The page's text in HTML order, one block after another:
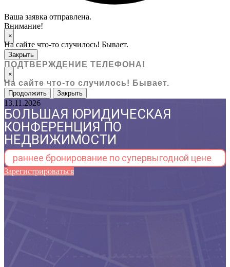
Ваша заявка отправлена.
Внимание!
×
На сайте что-то случилось! Бывает.
Закрыть
ПОДТВЕРЖДЕНИЕ ТЕЛЕФОНА!
×
На сайте что-то случилось! Бывает.
Продолжить Закрыть
13.11.2026
БОЛЬШАЯ ЮРИДИЧЕСКАЯ
КОНФЕРЕНЦИЯ ПО
НЕДВИЖИМОСТИ
раннее бронирование по супервыгодной цене
Зарегистрироваться